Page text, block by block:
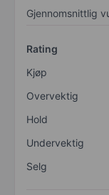
Gjennomsnittlig
Rating
Kjøp
Overvektig
Hold
Undervektig
Selg